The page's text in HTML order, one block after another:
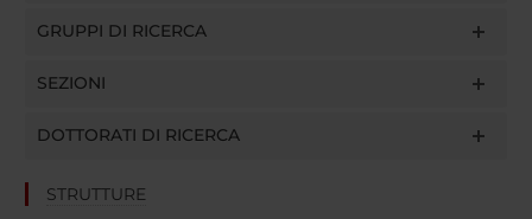
GRUPPI DI RICERCA
SEZIONI
DOTTORATI DI RICERCA
STRUTTURE